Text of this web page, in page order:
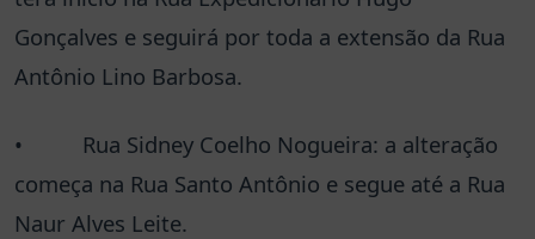
Gonçalves e seguirá por toda a extensão da Rua
Antônio Lino Barbosa.
• Rua Sidney Coelho Nogueira: a alteração
começa na Rua Santo Antônio e segue até a Rua
Naur Alves Leite.